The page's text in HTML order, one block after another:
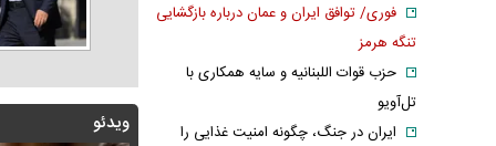
ویدئو
فوری/ توافق ایران و عمان درباره بازگشایی
تنگه هرمز
حزب قوات اللبنانیه و سایه همکاری با
تل‌آویو
ایران در جنگ، چگونه امنیت غذایی را